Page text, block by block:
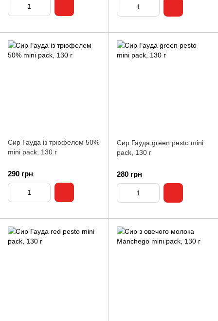
Сир Гауда із трюфелем 50%
mini pack, 130 г
290 грн
Сир Гауда green pesto mini
pack, 130 г
280 грн